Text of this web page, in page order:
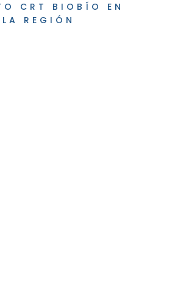
CRT BIOBÍO EN
LA REGIÓN